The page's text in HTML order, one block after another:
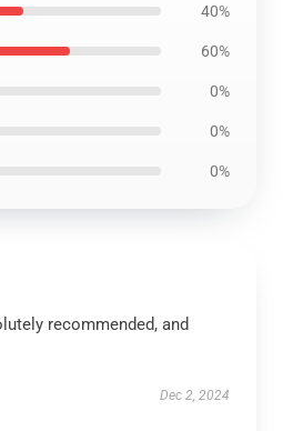
40%
60%
0%
0%
0%
recommended, and
Dec 2, 2024